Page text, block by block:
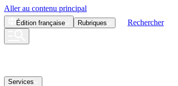
Aller au contenu principal
Édition française Rubriques Rechercher
Services